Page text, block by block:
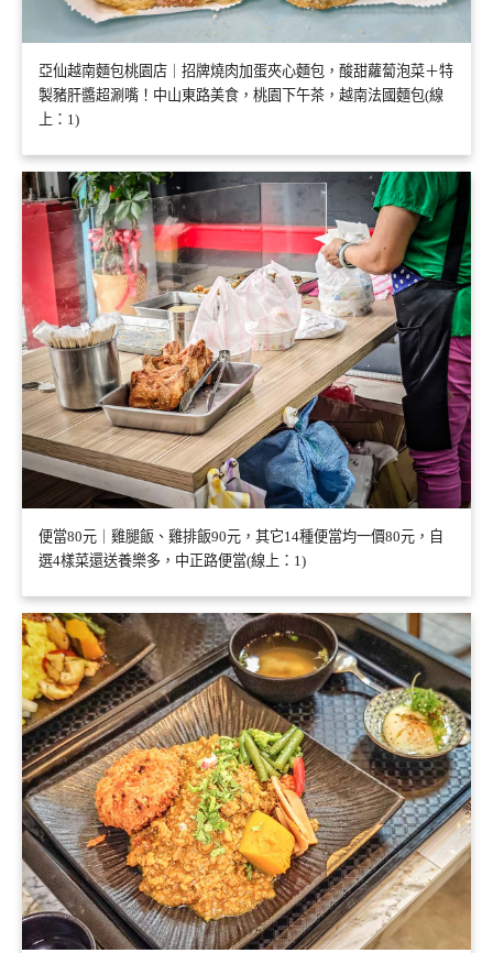
亞仙越南麵包桃園店｜招牌燒肉加蛋夾心麵包，酸甜蘿蔔泡菜＋特
製豬肝醬超涮嘴！中山東路美食，桃園下午茶，越南法國麵包(線
上：1)
便當80元｜雞腿飯、雞排飯90元，其它14種便當均一價80元，自
選4樣菜還送養樂多，中正路便當(線上：1)